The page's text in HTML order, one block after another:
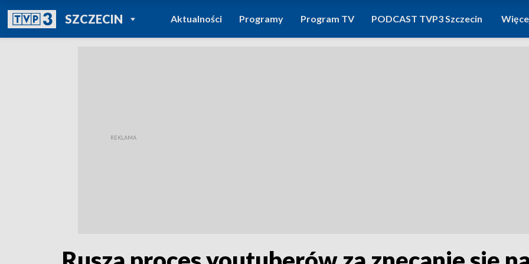
SZCZECINPOWRÓT DO
TVP REGIONY
Aktualności Programy Program TV PODCAST TVP3 Szczecin